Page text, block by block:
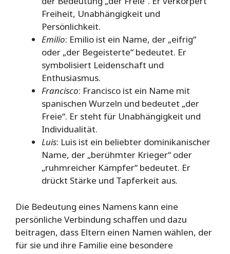
Freiheit, Unabhängigkeit und
Persönlichkeit.
Emilio: Emilio ist ein Name, der „eifrig“
oder „der Begeisterte“ bedeutet. Er
symbolisiert Leidenschaft und
Enthusiasmus.
Francisco: Francisco ist ein Name mit
spanischen Wurzeln und bedeutet „der
Freie“. Er steht für Unabhängigkeit und
Individualität.
Luis: Luis ist ein beliebter dominikanischer
Name, der „berühmter Krieger“ oder
„ruhmreicher Kämpfer“ bedeutet. Er
drückt Stärke und Tapferkeit aus.
Die Bedeutung eines Namens kann eine
persönliche Verbindung schaffen und dazu
beitragen, dass Eltern einen Namen wählen, der
für sie und ihre Familie eine besondere